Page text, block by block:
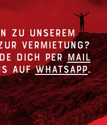
zu unserem
Vermietung?
dich perMail
aufWhatsapp.